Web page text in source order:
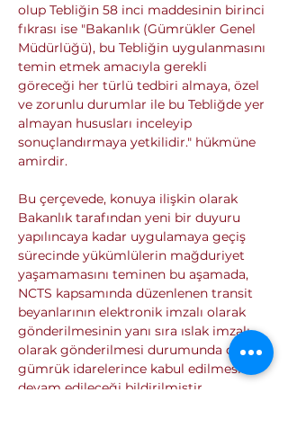
olup Tebliğin 58 inci maddesinin birinci
fıkrası ise "Bakanlık (Gümrükler Genel
Müdürlüğü), bu Tebliğin uygulanmasını
temin etmek amacıyla gerekli
göreceği her türlü tedbiri almaya, özel
ve zorunlu durumlar ile bu Tebliğde yer
almayan hususları inceleyip
sonuçlandırmaya yetkilidir." hükmüne
amirdir.
Bu çerçevede, konuya ilişkin olarak
Bakanlık tarafından yeni bir duyuru
yapılıncaya kadar uygulamaya geçiş
sürecinde yükümlülerin mağduriyet
yaşamamasını teminen bu aşamada,
NCTS kapsamında düzenlenen transit
beyanlarının elektronik imzalı olarak
gönderilmesinin yanı sıra ıslak imzalı
olarak gönderilmesi durumunda da
gümrük idarelerince kabul edilmesine
devam edileceği bildirilmiştir.